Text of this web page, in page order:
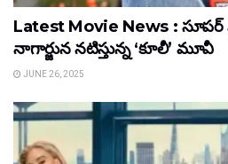
Latest Movie News : సూపర్
నాగార్జున నటిస్తున్న ‘కూలీ’ మూవీ
JUNE 26, 2025